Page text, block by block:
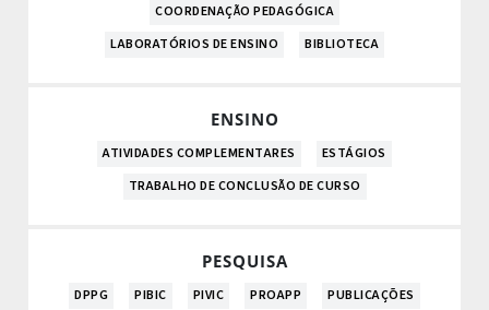
COORDENAÇÃO PEDAGÓGICA
LABORATÓRIOS DE ENSINO
BIBLIOTECA
ENSINO
ATIVIDADES COMPLEMENTARES
ESTÁGIOS
TRABALHO DE CONCLUSÃO DE CURSO
PESQUISA
DPPG PIBIC PIVIC PROAPP
PUBLICAÇÕES